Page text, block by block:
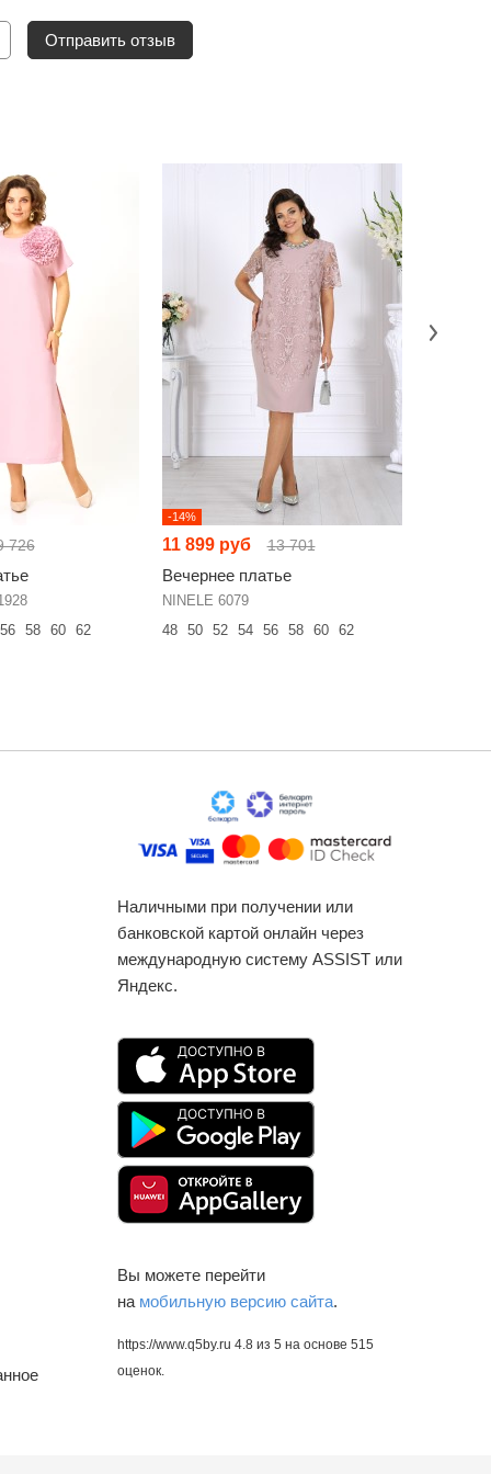
Отправить отзыв
726
56 58 60 62
-14%
11 899 руб 13 701
Вечернее платье
NINELE 6079
48
50 52 54 56 58 60 62
Наличными при получении или
банковской картой онлайн через
международную систему ASSIST или
Яндекс.
Вы можете перейти
на мобильную версию сайта.
https://www.q5by.ru 4.8 из 5 на основе 515
оценок.